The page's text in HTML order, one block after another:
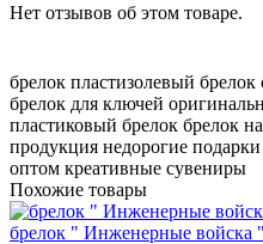
Нет отзывов об этом товаре.
брелок пластизолевый брелок
брелок для ключей
пластиковый брелок брелок
продукция недорогие подарки
оптом креативные сувениры
Похожие товары
брелок " Инженерные войска "